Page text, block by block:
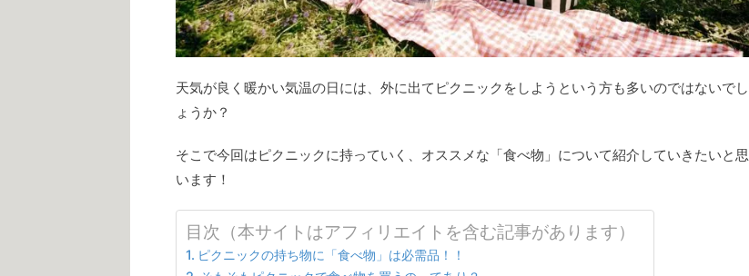
天気が良く暖かい気温の日には、外に出てピクニックをしようという方も多いのではないでし
ょうか？
そこで今回はピクニックに持っていく、オススメな「食べ物」について紹介していきたいと思
います！
目次（本サイトはアフィリエイトを含む記事があります）
ピクニックの持ち物に「食べ物」は必需品！！